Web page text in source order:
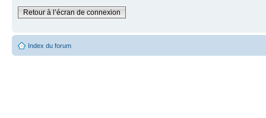
Retour à l’écran de connexion
Index du forum